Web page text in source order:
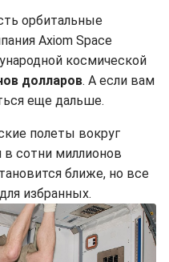
орбитальные
Axiom Space
космической
долларов. А если вам
еще дальше.
полеты вокруг
сотни миллионов
ближе, но все
избранных.